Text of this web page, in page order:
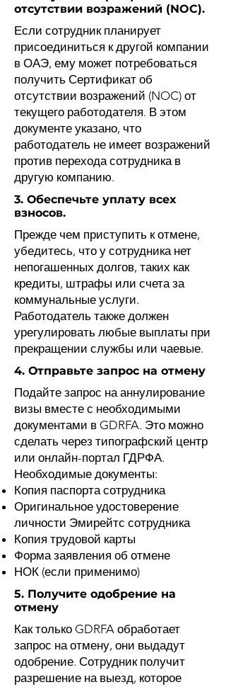
отсутствии возражений (NOC).
Если сотрудник планирует
присоединиться к другой компании
в ОАЭ, ему может потребоваться
получить Сертификат об
отсутствии возражений (NOC) от
текущего работодателя. В этом
документе указано, что
работодатель не имеет возражений
против перехода сотрудника в
другую компанию.
3. Обеспечьте уплату всех
взносов.
Прежде чем приступить к отмене,
убедитесь, что у сотрудника нет
непогашенных долгов, таких как
кредиты, штрафы или счета за
коммунальные услуги.
Работодатель также должен
урегулировать любые выплаты при
прекращении службы или чаевые.
4. Отправьте запрос на отмену
Подайте запрос на аннулирование
визы вместе с необходимыми
документами в GDRFA. Это можно
сделать через типографский центр
или онлайн-портал ГДРФА.
Необходимые документы:
Копия паспорта сотрудника
Оригинальное удостоверение
личности Эмирейтс сотрудника
Копия трудовой карты
Форма заявления об отмене
НОК (если применимо)
5. Получите одобрение на
отмену
Как только GDRFA обработает
запрос на отмену, они выдадут
одобрение. Сотрудник получит
разрешение на выезд, которое